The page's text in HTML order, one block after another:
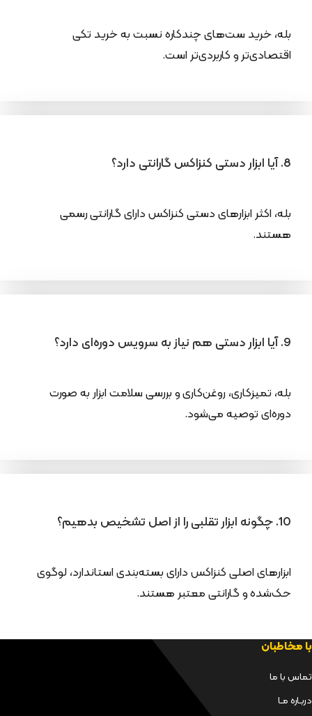
بله، خرید ست‌های چندکاره نسبت به خرید تکی
اقتصادی‌تر و کاربردی‌تر است.
8. آیا ابزار دستی کنزاکس گارانتی دارد؟
بله، اکثر ابزارهای دستی کنزاکس دارای گارانتی رسمی
هستند.
9. آیا ابزار دستی هم نیاز به سرویس دوره‌ای دارد؟
بله، تمیزکاری، روغن‌کاری و بررسی سلامت ابزار به صورت
دوره‌ای توصیه می‌شود.
10. چگونه ابزار تقلبی را از اصل تشخیص بدهیم؟
ابزارهای اصلی کنزاکس دارای بسته‌بندی استاندارد، لوگوی
حک‌شده و گارانتی معتبر هستند.
با مخاطبان
تماس با ما
دربـاره مـا